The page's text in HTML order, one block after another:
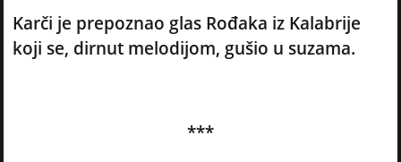
Karči je prepoznao glas Rođaka iz Kalabrije
koji se, dirnut melodijom, gušio u suzama.
***